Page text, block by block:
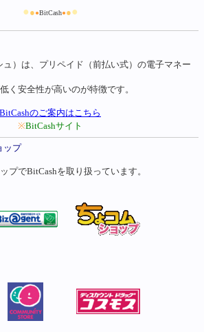
● ●●BitCash●●●
）は、プリペイド（前払い式）の電子マネー
く安全性が高いのが特徴です。
BitCashのご案内はこちら
※BitCashサイト
ップ
プでBitCashを取り扱っています。